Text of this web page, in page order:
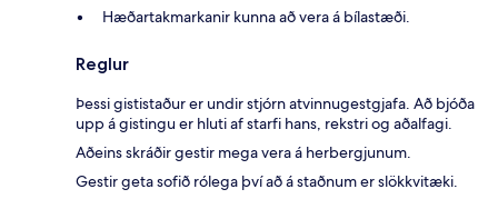
Hæðartakmarkanir kunna að vera á bílastæði.
Reglur
Þessi gististaður er undir stjórn atvinnugestgjafa. Að bjóða
upp á gistingu er hluti af starfi hans, rekstri og aðalfagi.
Aðeins skráðir gestir mega vera á herbergjunum.
Gestir geta sofið rólega því að á staðnum er slökkvitæki.